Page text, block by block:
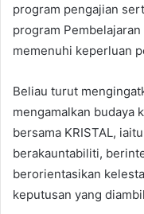
program pengajian
program
memenuhi keperluan
Beliau turut
mengamalkan budaya
bersama KRISTAL,
berakauntabiliti,
berorientasikan
keputusan yang